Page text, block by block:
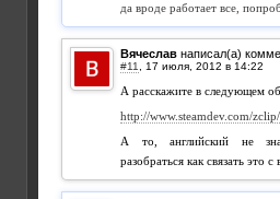
да вроде работает все,
Вячеслав написал(а)
#11
А расскажите в следующем
http://www.steamdev.com/zclip/
А то, английский не
разобраться как связать это с